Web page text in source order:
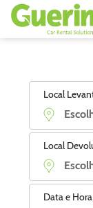
Local
Local
Data e